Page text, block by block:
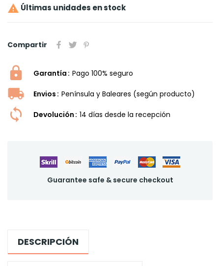
 Últimas unidades en stock
Compartir
Garantía Pago 100% seguro
Envios Península y Baleares (según producto)
Devolución 14 dí­as desde la recepción
Guarantee safe & secure checkout
DESCRIPCIÓN